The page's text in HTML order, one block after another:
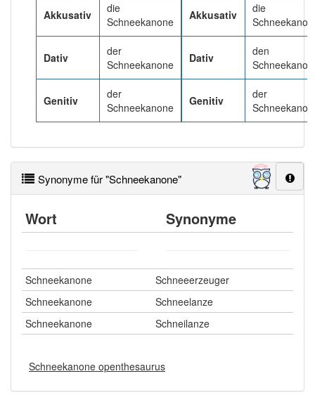
Akkusativ
die
Schneekanone
Dativ
der
Schneekanone
Genitiv
der
Schneekanone
Akkusativ
die
Dativ
den
Genitiv
der
Synonyme für "Schneekanone"
Wort Synonyme
Schneekanone
Schneeerzeuger
Schneekanone
Schneelanze
Schneekanone
Schneilanze
Schneekanone openthesaurus